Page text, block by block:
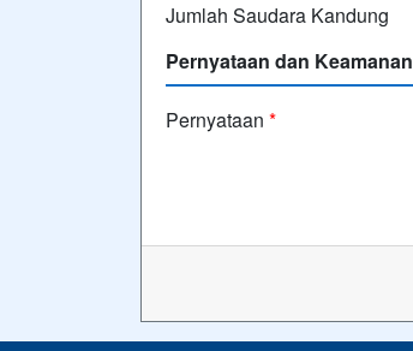
Jumlah Saudara Kandung
Pernyataan dan Keamanan
Pernyataan *